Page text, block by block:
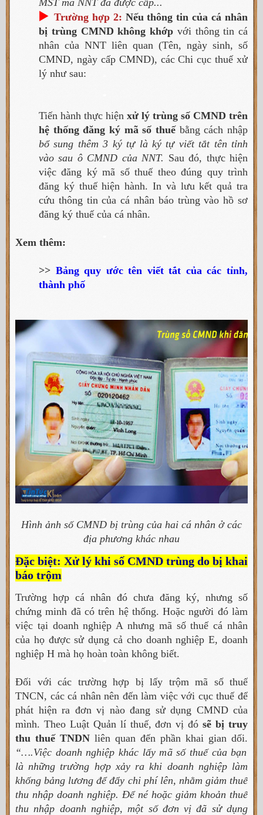
▶️ Trường hợp 2: Nếu thông tin của cá nhân
bị trùng CMND không khớp với thông tin cá
nhân của NNT liên quan (Tên, ngày sinh, số
CMND, ngày cấp CMND), các Chi cục thuế xử
lý như sau:
Tiến hành thực hiện xử lý trùng số CMND trên
hệ thống đăng ký mã số thuếbằng cách nhập
bổ sung thêm 3 ký tự là ký tự viết tắt tên tỉnh
vào sau ô CMND của NNT. Sau đó, thực hiện
việc đăng ký mã số thuế theo đúng quy trình
đăng ký thuế hiện hành. In và lưu kết quả tra
cứu thông tin của cá nhân báo trùng vào hồ sơ
đăng ký thuế của cá nhân.
Xem thêm:
>> Bảng quy ước tên viết tắt của các tỉnh,
thành phố
Hình ảnh số CMND bị trùng của hai cá nhân ở các
địa phương khác nhau
Đặc biệt: Xử lý khi số CMND trùng do bị khai
báo trộm
Trường hợp cá nhân đó chưa đăng ký, nhưng số
chứng minh đã có trên hệ thống. Hoặc người đó làm
việc tại doanh nghiệp A nhưng mã số thuế cá nhân
của họ được sử dụng cả cho doanh nghiệp E, doanh
nghiệp H mà họ hoàn toàn không biết.
Đối với các trường hợp bị lấy trộm mã số thuế
TNCN, các cá nhân nên đến làm việc với cục thuế để
phát hiện ra đơn vị nào đang sử dụng CMND của
mình. Theo Luật Quản lí thuế, đơn vị đósẽ bị truy
thu thuế TNDN liên quan đến phần khai gian dối.
“….Việc doanh nghiệp khác lấy mã số thuế của bạn
là những trường hợp xảy ra khi doanh nghiệp làm
khống bảng lương để đẩy chi phí lên, nhằm giảm thuế
thu nhập doanh nghiệp. Để né hoặc giảm khoản thuế
thu nhập doanh nghiệp, một số đơn vị đã sử dụng